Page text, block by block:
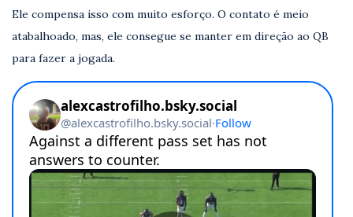
Ele compensa isso com muito esforço. O contato é meio
atabalhoado, mas, ele consegue se manter em direção ao QB
para fazer a jogada.